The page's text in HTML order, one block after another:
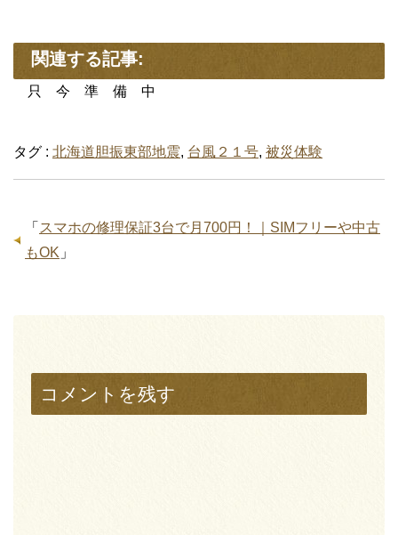
関連する記事:
只 今 準 備 中
タグ : 北海道胆振東部地震, 台風２１号, 被災体験
「 スマホの修理保証3台で月700円！｜SIMフリーや中古
もOK 」
コメントを残す